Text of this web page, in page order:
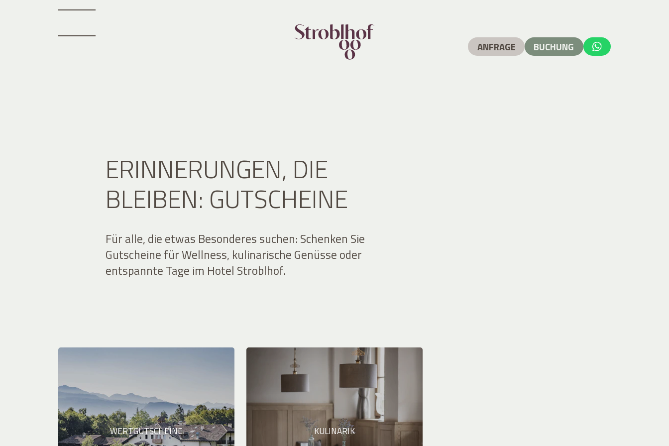
ERINNERUNGEN, DIE
BLEIBEN: GUTSCHEINE
Für alle, die etwas Besonderes suchen: Schenken Sie
Gutscheine für Wellness, kulinarische Genüsse oder
entspannte Tage im Hotel Stroblhof.
WERTGUTSCHEINE KULINARIK
ANFRAGE BUCHUNG